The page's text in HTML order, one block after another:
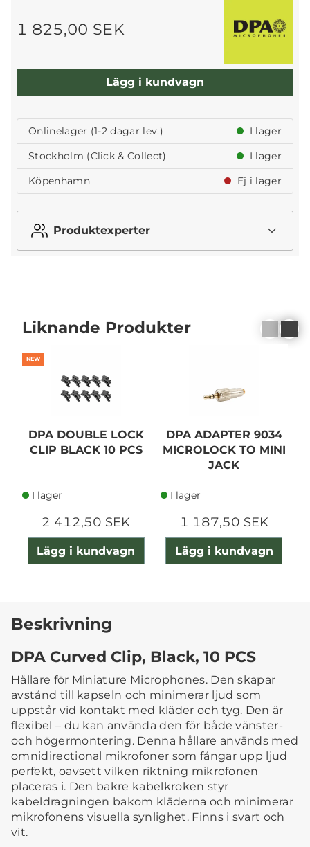
1 825,00 SEK
Lägg i kundvagn
Onlinelager (1-2 dagar lev.)
I lager
Stockholm (Click & Collect)
I lager
Köpenhamn
Ej i lager
Produktexperter
Liknande Produkter
NEW
DPA DOUBLE LOCK
CLIP BLACK 10 PCS
I lager
2 412,50 SEK
Lägg i kundvagn
DPA ADAPTER 9034
MICROLOCK TO MINI
JACK
I lager
1 187,50 SEK
Lägg i kundvagn
Beskrivning
DPA Curved Clip, Black, 10 PCS
Hållare för Miniature Microphones. Den skapar
avstånd till kapseln och minimerar ljud som
uppstår vid kontakt med kläder och tyg. Den är
flexibel – du kan använda den för både vänster-
och högermontering. Denna hållare används med
omnidirectional mikrofoner som fångar upp ljud
perfekt, oavsett vilken riktning mikrofonen
placeras i. Den bakre kabelkroken styr
kabeldragningen bakom kläderna och minimerar
mikrofonens visuella synlighet. Finns i svart och
vit.